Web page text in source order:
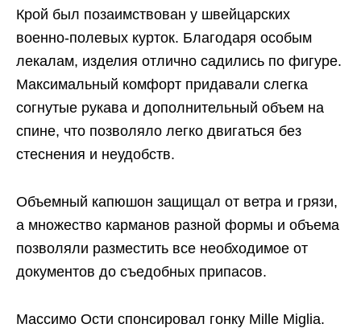
Крой был позаимствован у швейцарских
военно-полевых курток. Благодаря особым
лекалам, изделия отлично садились по фигуре.
Максимальный комфорт придавали слегка
согнутые рукава и дополнительный объем на
спине, что позволяло легко двигаться без
стеснения и неудобств.
Объемный капюшон защищал от ветра и грязи,
а множество карманов разной формы и объема
позволяли разместить все необходимое от
документов до съедобных припасов.
Массимо Ости спонсировал гонку Mille Miglia.